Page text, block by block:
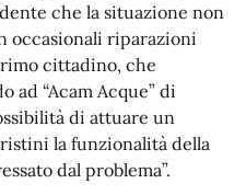
che la situazione non
occasionali riparazioni
cittadino, che
ad “Acam Acque” di
di attuare un
la funzionalità della
dal problema”.